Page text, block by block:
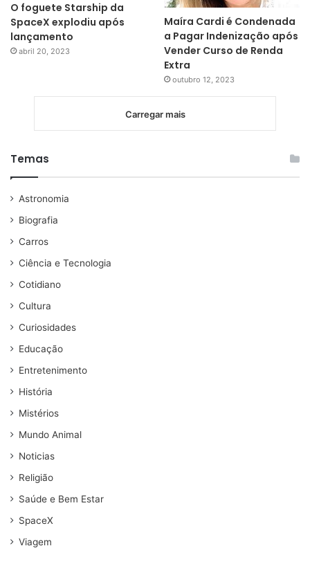
O foguete Starship da
SpaceX explodiu após
lançamento
abril 20, 2023
Maíra Cardi é Condenada
a Pagar Indenização após
Vender Curso de Renda
Extra
outubro 12, 2023
Carregar mais
Temas
Astronomia
Biografia
Carros
Ciência e Tecnologia
Cotidiano
Cultura
Curiosidades
Educação
Entretenimento
História
Mistérios
Mundo Animal
Noticias
Religião
Saúde e Bem Estar
SpaceX
Viagem